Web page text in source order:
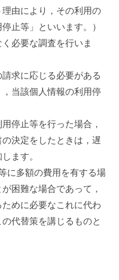
由により，その利用の
止等」といいます。）
必要な調査を行いま
求に応じる必要がある
当該個人情報の利用停
停止等を行った場合，
決定をしたときは，遅
ます。
に多額の費用を有する場
困難な場合であって，
めに必要なこれに代わ
代替策を講じるものと